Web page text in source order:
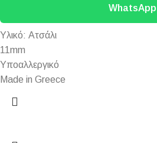
WhatsApp
Yλικό: Ατσάλι
11mm
Υποαλλεργικό
Made in Greece